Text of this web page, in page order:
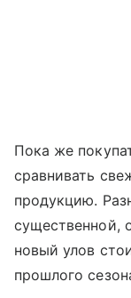
Пока же
сравнивать
продукцию.
существенной,
новый улов
прошлого